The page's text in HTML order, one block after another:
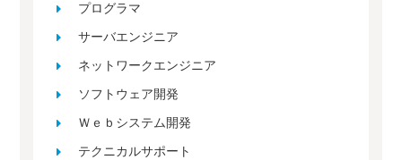
プログラマ
サーバエンジニア
ネットワークエンジニア
ソフトウェア開発
Ｗｅｂシステム開発
テクニカルサポート